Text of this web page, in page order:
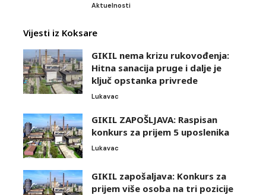
Aktuelnosti
Vijesti iz Koksare
GIKIL nema krizu rukovođenja:
Hitna sanacija pruge i dalje je
ključ opstanka privrede
Lukavac
GIKIL ZAPOŠLJAVA: Raspisan
konkurs za prijem 5 uposlenika
Lukavac
GIKIL zapošaljava: Konkurs za
prijem više osoba na tri pozicije